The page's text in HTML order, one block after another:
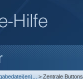
> Zentrale Buttons